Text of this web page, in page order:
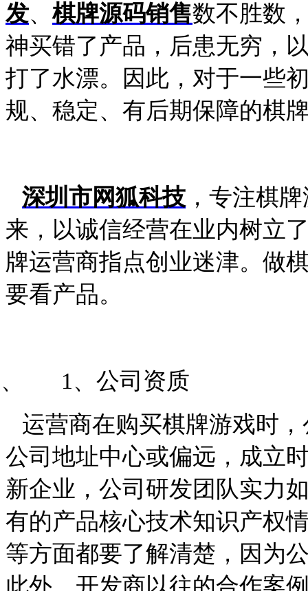
发、棋牌源码销售数不胜数
神买错了产品，后患无穷，
打了水漂。因此，对于一些
规、稳定、有后期保障的棋
深圳市网狐科技 ，专注棋
来，以诚信经营在业内树立
牌运营商指点创业迷津。 做
要看产品。
1、公司资质
运营商在购买棋牌游戏时
公司地址中心或偏远，成立
新企业，公司研发团队实力
有的产品核心技术知识产权
等方面都要了解清楚，因为